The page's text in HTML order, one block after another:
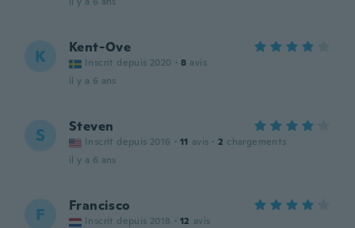
K Kent-Ove
Inscrit depuis 2020 · 8 avis
il y a 6 ans
S Steven
Inscrit depuis 2016 · 11 avis · 2 chargements
il y a 6 ans
F Francisco
Inscrit depuis 2018 · 12 avis